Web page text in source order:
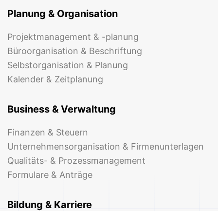
Planung & Organisation
Projektmanagement & -planung
Büroorganisation & Beschriftung
Selbstorganisation & Planung
Kalender & Zeitplanung
Business & Verwaltung
Finanzen & Steuern
Unternehmensorganisation & Firmenunterlagen
Qualitäts- & Prozessmanagement
Formulare & Anträge
Bildung & Karriere